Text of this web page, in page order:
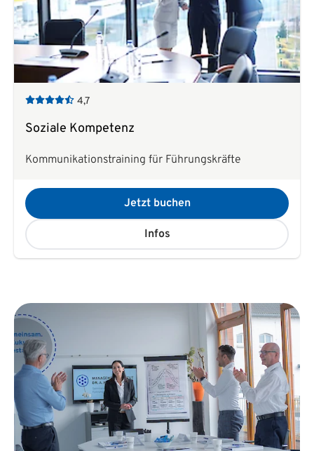
4,7
Soziale Kompetenz
Kommunikationstraining für Führungskräfte
Jetzt buchen
Infos